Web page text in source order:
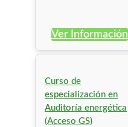
Ver Información
Curso de
especialización en
Auditoría energética
(Acceso GS)